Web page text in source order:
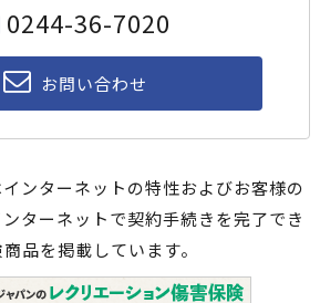
0244-36-7020
お問い合わせ
ンターネットの特性およびお客様の
ターネットで契約手続きを完了でき
品を掲載しています。